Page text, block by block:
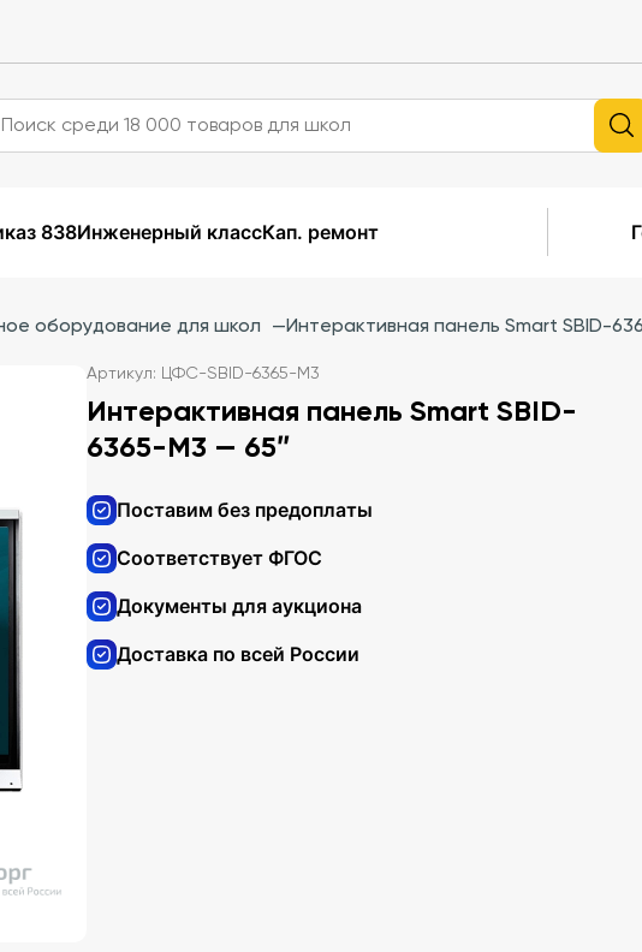
838Инженерный классКап. ремонт
оборудование для школ —Интерактивная панель Smart SBID-
Артикул: ЦФС-SBID-6365-M3
Интерактивная панель Smart SBID-
6365-M3 — 65″
Поставим без предоплаты
Соответствует ФГОС
Документы для аукциона
Доставка по всей России